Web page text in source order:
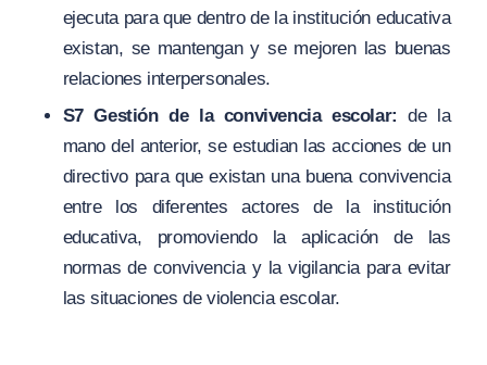
ejecuta para que dentro de la institución educativa
existan, se mantengan y se mejoren las buenas
relaciones interpersonales.
S7 Gestión de la convivencia escolar:de la
mano del anterior, se estudian las acciones de un
directivo para que existan una buena convivencia
entre los diferentes actores de la institución
educativa, promoviendo la aplicación de las
normas de convivencia y la vigilancia para evitar
las situaciones de violencia escolar.